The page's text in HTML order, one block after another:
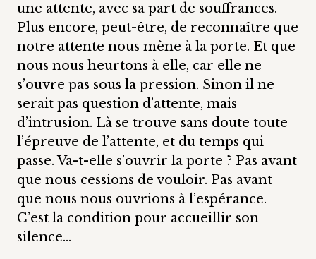
une attente, avec sa part de souffrances.
Plus encore, peut-être, de reconnaître que
notre attente nous mène à la porte. Et que
nous nous heurtons à elle, car elle ne
s’ouvre pas sous la pression. Sinon il ne
serait pas question d’attente, mais
d’intrusion. Là se trouve sans doute toute
l’épreuve de l’attente, et du temps qui
passe. Va-t-elle s’ouvrir la porte ? Pas avant
que nous cessions de vouloir. Pas avant
que nous nous ouvrions à l’espérance.
C’est la condition pour accueillir son
silence…